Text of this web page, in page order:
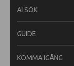
AI SÖK
GUIDE
KOMMA IGÅNG